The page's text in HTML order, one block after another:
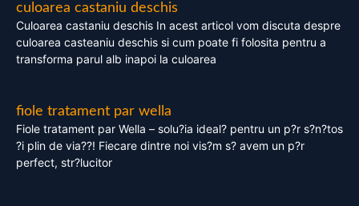
culoarea castaniu deschis
Culoarea castaniu deschis In acest articol vom discuta despre
culoarea casteaniu deschis si cum poate fi folosita pentru a
transforma parul alb inapoi la culoarea
fiole tratament par wella
Fiole tratament par Wella – solu?ia ideal? pentru un p?r s?n?tos
?i plin de via??! Fiecare dintre noi vis?m s? avem un p?r
perfect, str?lucitor